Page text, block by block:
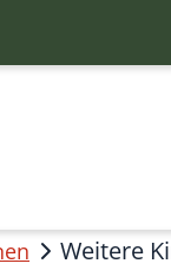
Weitere